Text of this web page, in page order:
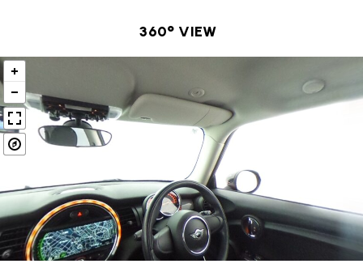
BMW MINIサービス工場 ROVER MINI
iR MAKERS
買取
査定依頼
残価
支払回数 84 回
ボーナス支払回数/年
1回目 13,211
2回目以降 7,000 円
ボーナス月追加額 40,000 円
360° VIEW